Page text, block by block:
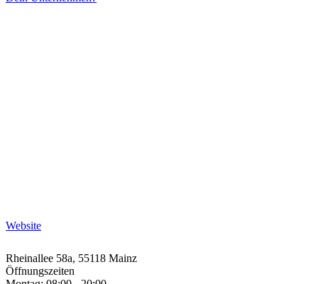
Website
Rheinallee 58a, 55118 Mainz
Öffnungszeiten